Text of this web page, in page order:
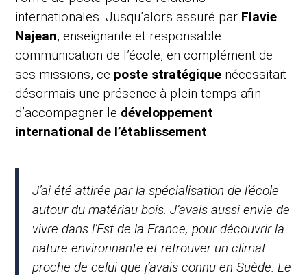
internationales. Jusqu’alors assuré par Flavie
Najean, enseignante et responsable
communication de l’école, en complément de
ses missions, ce poste stratégique nécessitait
désormais une présence à plein temps afin
d’accompagner le développement
international de l’établissement.
J’ai été attirée par la spécialisation de l’école
autour du matériau bois. J’avais aussi envie de
vivre dans l’Est de la France, pour découvrir la
nature environnante et retrouver un climat
proche de celui que j’avais connu en Suède. Le